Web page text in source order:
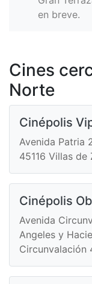
en breve.
Cines
Norte
Cinépolis
Avenida Patria
45116 Villas de
Cinépolis
Avenida
Angeles y
Circunvalación